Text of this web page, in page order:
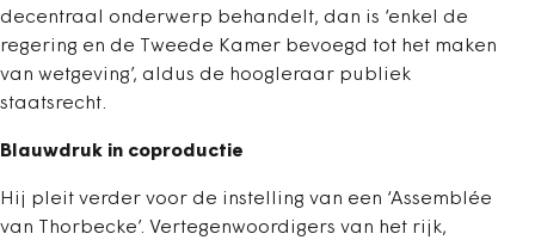
decentraal onderwerp behandelt, dan is ‘enkel de
regering en de Tweede Kamer bevoegd tot het maken
van wetgeving’, aldus de hoogleraar publiek
staatsrecht.
Blauwdruk in coproductie
Hij pleit verder voor de instelling van een ‘Assemblée
van Thorbecke’. Vertegenwoordigers van het rijk,